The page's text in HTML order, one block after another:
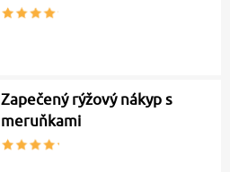
Zapečený rýžový nákyp s
meruňkami